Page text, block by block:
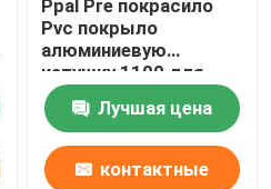
Ppal Pre покрасило
Pvc покрыло
алюминиевую
катушку 1100 для
Ziplock пластикового
Mylar кладет 300mm в
мешки 405mm 505mm
Лучшая цена
контактные